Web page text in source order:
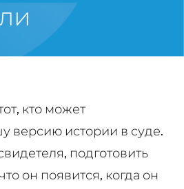
кто может
версию истории в суде.
подготовить
он появится, когда он